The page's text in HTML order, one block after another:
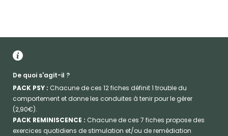
De quoi s'agit-il ?
PACK PSY : Chacune de ces 12 fiches définit 1 trouble du
comportement et donne les conduites à tenir pour le gérer
(2,90€).
PACK REMINISCENCE : Chacune de ces 7 fiches propose des
exercices quotidiens de stimulation et/ou de remédiation